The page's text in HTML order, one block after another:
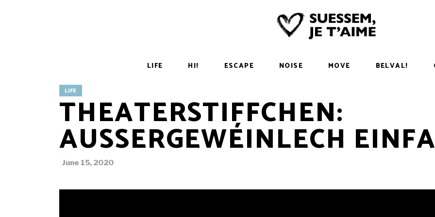
LIFE HI! ESCAPE NOISE MOVE BELVAL!
LIFE
THEATERSTIFFCHEN:
AUSSERGEWÉINLECH
June 15, 2020